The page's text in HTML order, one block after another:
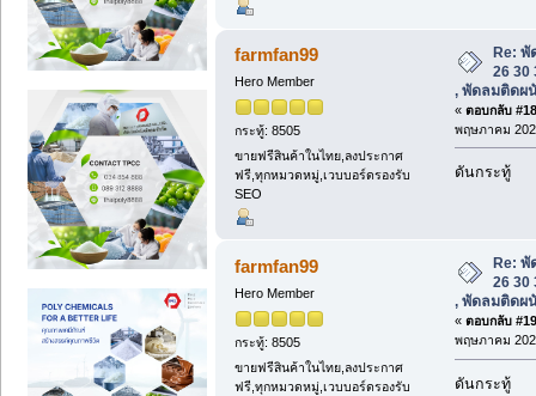
farmfan99
Hero Member
กระทู้: 8505
ขายฟรีสินค้าในไทย,ลงประกาศ
ฟรี,ทุกหมวดหมู่,เวบบอร์ดรองรับ
SEO
Re: พั
26 30
, พัดลมติดผ
« ตอบกลับ
พฤษภาคม
ดันกระทู้
farmfan99
Hero Member
กระทู้: 8505
ขายฟรีสินค้าในไทย,ลงประกาศ
ฟรี,ทุกหมวดหมู่,เวบบอร์ดรองรับ
Re: พั
26 30
, พัดลมติดผ
« ตอบกลับ
พฤษภาคม
ดันกระทู้